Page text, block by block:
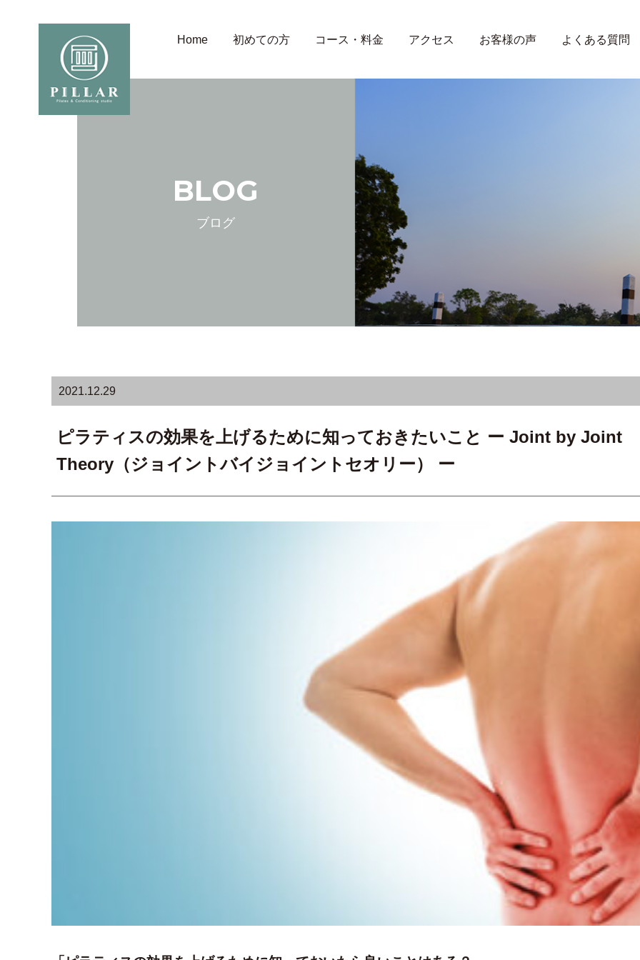
Home 初めての方 コース・料金 アクセス お客様の声 よくある質問
BLOG
ブログ
2021.12.29
ピラティスの効果を上げるために知っておきたいこと ー Joint by Joint
Theory（ジョイントバイジョイントセオリー） ー